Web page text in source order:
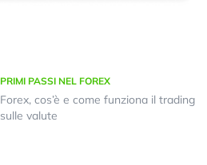
PRIMI PASSI NEL FOREX
Forex, cos’è e come funziona il trading
sulle valute